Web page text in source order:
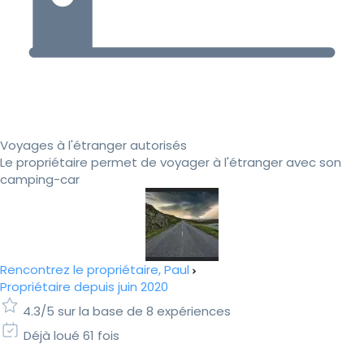
Voyages à l'étranger autorisés
Le propriétaire permet de voyager à l'étranger avec son
camping-car
Rencontrez le propriétaire, Paul
Propriétaire depuis juin 2020
4.3/5 sur la base de 8 expériences
Déjà loué 61 fois